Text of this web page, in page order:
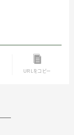
URLをコピー